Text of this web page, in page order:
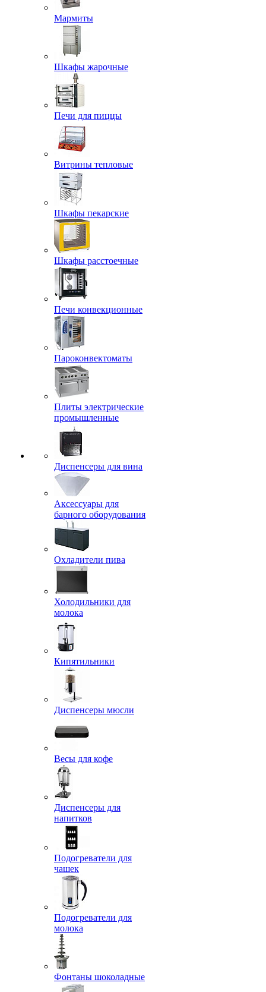
Мармиты
Шкафы жарочные
Печи для пиццы
Витрины тепловые
Шкафы пекарские
Шкафы расстоечные
Печи конвекционные
Пароконвектоматы
Плиты электрические
промышленные
Диспенсеры для вина
Аксессуары для
барного оборудования
Охладители пива
Холодильники для
молока
Кипятильники
Диспенсеры мюсли
Весы для кофе
Диспенсеры для
напитков
Подогреватели для
чашек
Подогреватели для
молока
Фонтаны шоколадные